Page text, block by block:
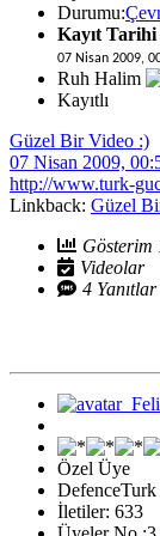
Durumu:
Kayıt Tarihi
07 Nisan 2009,
Ruh Halim
Kayıtlı
Güzel Bir Video :)
07 Nisan 2009,
http://www.turk-
Linkback: Güzel
Gösterim
Videolar
4 Yanıtlar
Özel Üye
DefenceTurk
İletiler: 633